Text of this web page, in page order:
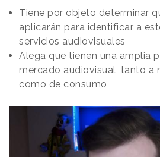
Tiene por objeto determinar
aplicarán para identificar a
servicios audiovisuales
Alega que tienen una amplia
mercado audiovisual, tanto a
como de consumo